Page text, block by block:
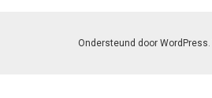
Ondersteund door WordPress